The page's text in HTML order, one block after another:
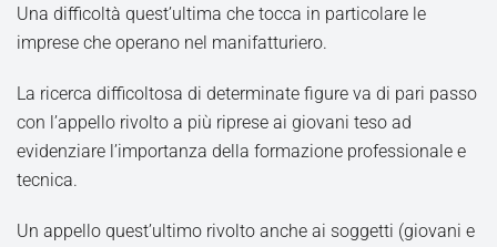
Una difficoltà quest’ultima che tocca in particolare le
imprese che operano nel manifatturiero.
La ricerca difficoltosa di determinate figure va di pari passo
con l’appello rivolto a più riprese ai giovani teso ad
evidenziare l’importanza della formazione professionale e
tecnica.
Un appello quest’ultimo rivolto anche ai soggetti (giovani e